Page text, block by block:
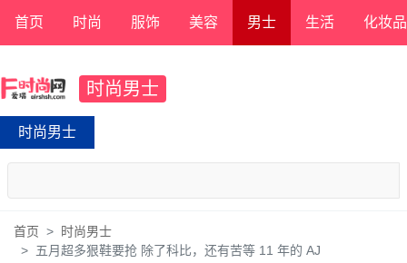
首页 时尚 服饰 美容 男士 生活 化妆品
时尚男士
时尚男士
首页
时尚男士
五月超多狠鞋要抢 除了科比，还有苦等 11 年的 AJ